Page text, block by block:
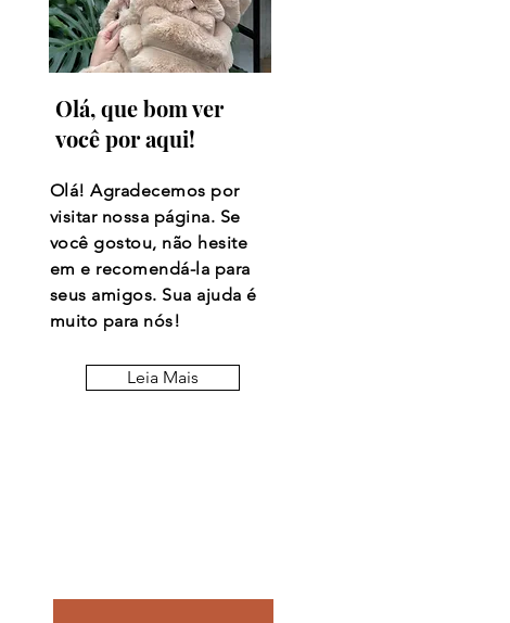
Olá, que bom ver
você por aqui!
Olá! Agradecemos por
visitar nossa página. Se
você gostou, não hesite
em e recomendá-la para
seus amigos. Sua ajuda é
muito para nós!
Leia Mais